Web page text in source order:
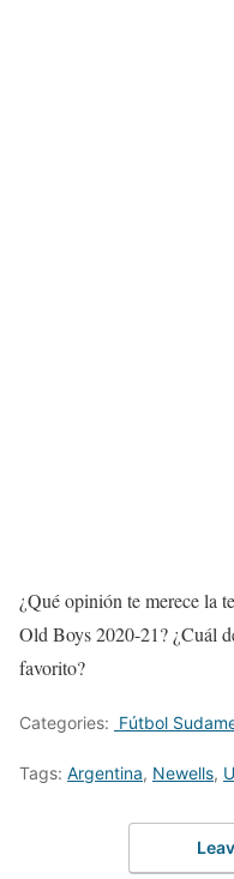
¿Qué opinión te merece la
Old Boys 2020-21? ¿Cuál
favorito?
Categories: Fútbol
Tags: Argentina, Newells,